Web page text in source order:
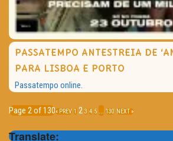
PASSATEMPO ANTESTREIA DE
PARA LISBOA E PORTO
Passatempo online.
Page 2 of 130« PREV 1 2 3 4 5 … 130 NEXT »
Translate: